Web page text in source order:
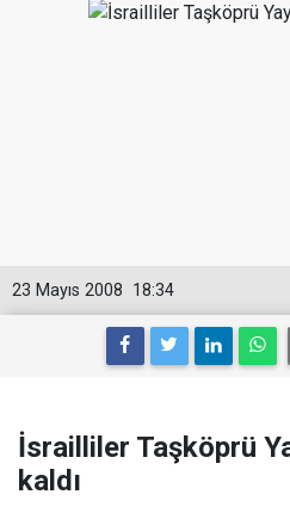
18:34
23 Mayıs 2008
İsrailliler Taşköprü
kaldı